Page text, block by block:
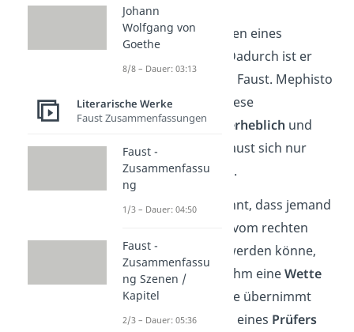
Wissensdrang die
Grundeigenschaften eines
Menschen seien. Dadurch ist er
sehr zufrieden mit Faust. Mephisto
hingegen findet diese
Eigenschaften
überheblich und
behauptet, dass Faust sich nur
selbst überschätzt.
Als der Herr erwähnt, dass jemand
wie Faust niemals vom rechten
Weg abgebracht werden könne,
schlägt Mephisto ihm eineWette
vor. In dieser Wette übernimmt
Mephisto die Rolle eines Prüfers
Johann
Wolfgang von
Goethe
8/8 – Dauer: 03:13
Literarische Werke
Faust Zusammenfassungen
Faust -
Zusammenfassu
ng
1/3 – Dauer: 04:50
Faust -
Zusammenfassu
ng Szenen /
Kapitel
2/3 – Dauer: 05:36